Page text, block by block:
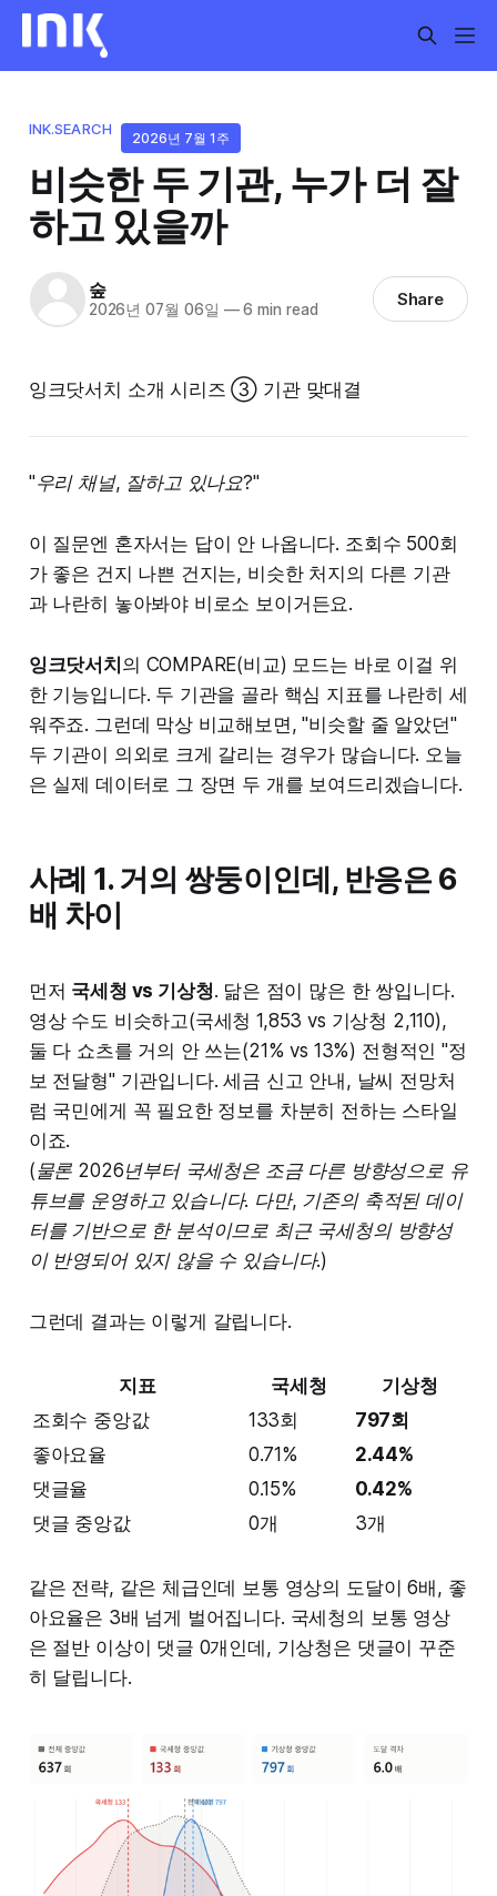
INK.SEARCH
2026년 7월 1주
비슷한 두 기관, 누가 더 잘
하고 있을까
숲
2026년 07월 06일 —6 min read Share
잉크닷서치 소개 시리즈 ③ 기관 맞대결
"우리 채널, 잘하고 있나요?"
이 질문엔 혼자서는 답이 안 나옵니다. 조회수 500회
가 좋은 건지 나쁜 건지는, 비슷한 처지의 다른 기관
과 나란히 놓아봐야 비로소 보이거든요.
잉크닷서치의 COMPARE(비교) 모드는 바로 이걸 위
한 기능입니다. 두 기관을 골라 핵심 지표를 나란히 세
워주죠. 그런데 막상 비교해보면, "비슷할 줄 알았던"
두 기관이 의외로 크게 갈리는 경우가 많습니다. 오늘
은 실제 데이터로 그 장면 두 개를 보여드리겠습니다.
사례 1. 거의 쌍둥이인데, 반응은 6
배 차이
먼저 국세청 vs 기상청. 닮은 점이 많은 한 쌍입니다.
영상 수도 비슷하고(국세청 1,853 vs 기상청 2,110),
둘 다 쇼츠를 거의 안 쓰는(21% vs 13%) 전형적인 "정
보 전달형" 기관입니다. 세금 신고 안내, 날씨 전망처
럼 국민에게 꼭 필요한 정보를 차분히 전하는 스타일
이죠.
(물론 2026년부터 국세청은 조금 다른 방향성으로 유
튜브를 운영하고 있습니다. 다만, 기존의 축적된 데이
터를 기반으로 한 분석이므로 최근 국세청의 방향성
이 반영되어 있지 않을 수 있습니다.)
그런데 결과는 이렇게 갈립니다.
지표 국세청
기상청
조회수 중앙값
133회
797회
좋아요율
0.71%
2.44%
댓글율
0.15%
0.42%
댓글 중앙값
0개 3개
같은 전략, 같은 체급인데 보통 영상의 도달이 6배, 좋
아요율은 3배 넘게 벌어집니다. 국세청의 보통 영상
은 절반 이상이 댓글 0개인데, 기상청은 댓글이 꾸준
히 달립니다.